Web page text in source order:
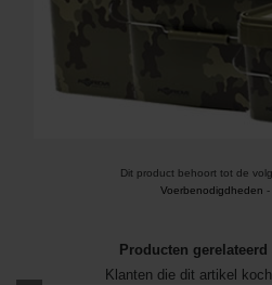
Dit product behoort tot de
Voerbenodigdheden -
Producten
Klanten die dit artikel